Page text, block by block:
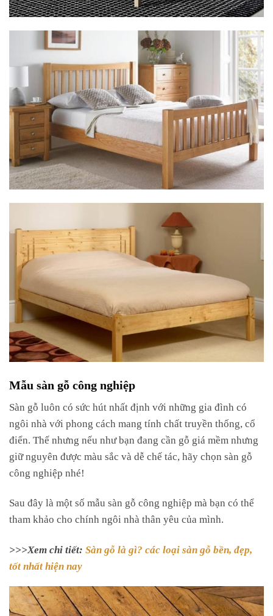
Mẫu sàn gỗ công nghiệp
Sàn gỗ luôn có sức hút nhất định với những gia đình có
ngôi nhà với phong cách mang tính chất truyền thống, cổ
điển. Thế nhưng nếu như bạn đang cần gỗ giá mềm nhưng
giữ nguyên được màu sắc và dễ chế tác, hãy chọn sàn gỗ
công nghiệp nhé!
Sau đây là một số mẫu sàn gỗ công nghiệp mà bạn có thể
tham khảo cho chính ngôi nhà thân yêu của mình.
>>>Xem chi tiết: Sàn gỗ là gì? các loại sàn gỗ bền, đẹp,
tốt nhất hiện nay